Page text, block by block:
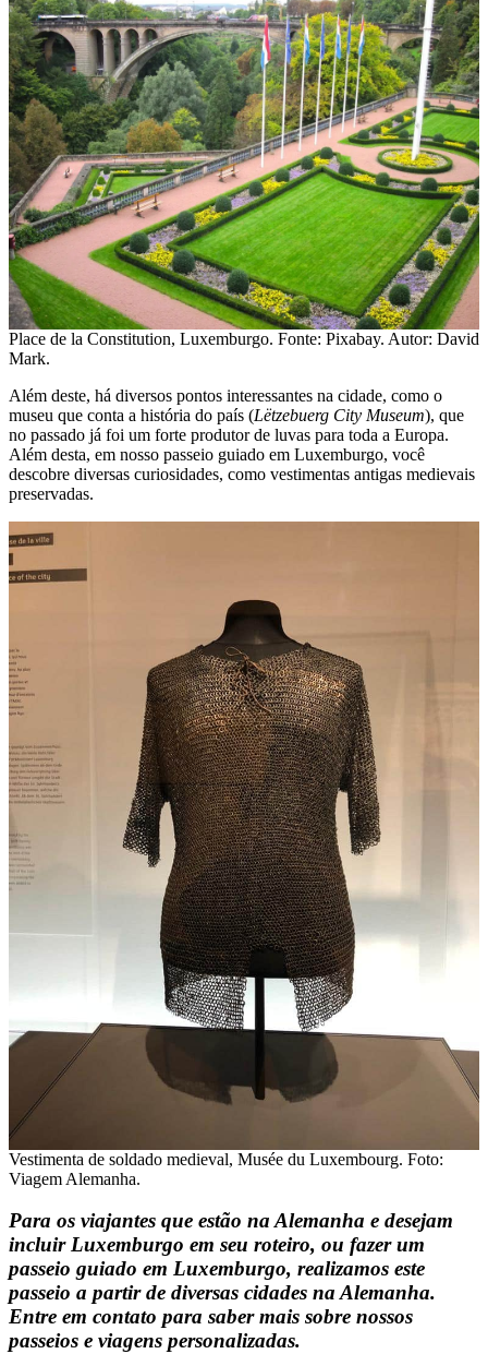
Place de la Constitution, Luxemburgo. Fonte: Pixabay. Autor: David
Mark.
Além deste, há diversos pontos interessantes na cidade, como o
museu que conta a história do país (Lëtzebuerg City Museum), que
no passado já foi um forte produtor de luvas para toda a Europa.
Além desta, em nosso passeio guiado em Luxemburgo, você
descobre diversas curiosidades, como vestimentas antigas medievais
preservadas.
Vestimenta de soldado medieval, Musée du Luxembourg. Foto:
Viagem Alemanha.
Para os viajantes que estão na Alemanha e desejam
incluir Luxemburgo em seu roteiro, ou fazer um
passeio guiado em Luxemburgo, realizamos este
passeio a partir de diversas cidades na Alemanha.
Entre em contato para saber mais sobre nossos
passeios e viagens personalizadas.